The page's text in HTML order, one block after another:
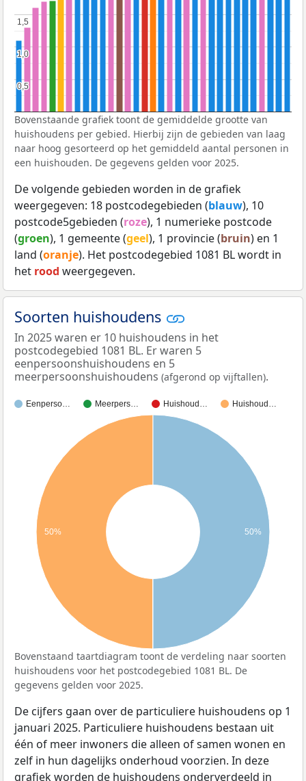
0,5
0,5
1,0
1,0
1,5
1,5
Bovenstaande grafiek toont de gemiddelde grootte van
huishoudens per gebied. Hierbij zijn de gebieden van laag
naar hoog gesorteerd op het gemiddeld aantal personen in
een huishouden. De gegevens gelden voor 2025.
De volgende gebieden worden in de grafiek
weergegeven: 18 postcodegebieden (blauw), 10
postcode5gebieden (roze), 1 numerieke postcode
(groen), 1 gemeente (geel), 1 provincie (bruin) en 1
land (oranje). Het postcodegebied 1081 BL wordt in
het rood weergegeven.
Soorten huishoudens
In 2025 waren er 10 huishoudens in het
postcodegebied 1081 BL. Er waren 5
eenpersoonshuishoudens en 5
meerpersoonshuishoudens (afgerond op vijftallen).
Eenperso… Meerpers… Huishoud… Huishoud…
50% 50%
Bovenstaand taartdiagram toont de verdeling naar soorten
huishoudens voor het postcodegebied 1081 BL. De
gegevens gelden voor 2025.
De cijfers gaan over de particuliere huishoudens op 1
januari 2025. Particuliere huishoudens bestaan uit
één of meer inwoners die alleen of samen wonen en
zelf in hun dagelijks onderhoud voorzien. In deze
grafiek worden de huishoudens onderverdeeld in